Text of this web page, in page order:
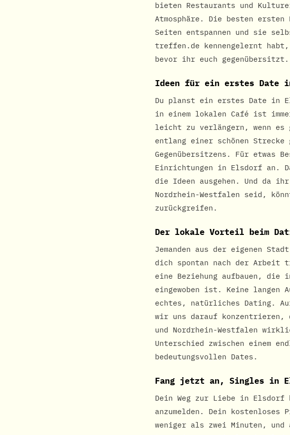
bieten Restaurants und
Atmosphäre. Die besten
Seiten entspannen und sie
treffen.de kennengelernt
bevor ihr euch gegenübersitzt.
Ideen für ein erstes Date
Du planst ein erstes Date in
in einem lokalen Café ist
leicht zu verlängern, wenn es
entlang einer schönen Strecke
Gegenübersitzens. Für etwas
Einrichtungen in Elsdorf an.
die Ideen ausgehen. Und da
Nordrhein-Westfalen seid,
zurückgreifen.
Der lokale Vorteil beim
Jemanden aus der eigenen
dich spontan nach der
eine Beziehung aufbauen,
eingewoben ist. Keine
echtes, natürliches Dating.
wir uns darauf
und Nordrhein-Westfalen
Unterschied zwischen einem
bedeutungsvollen Dates.
Fang jetzt an, Singles in
Dein Weg zur Liebe in
anzumelden. Dein
weniger als zwei Minuten, und